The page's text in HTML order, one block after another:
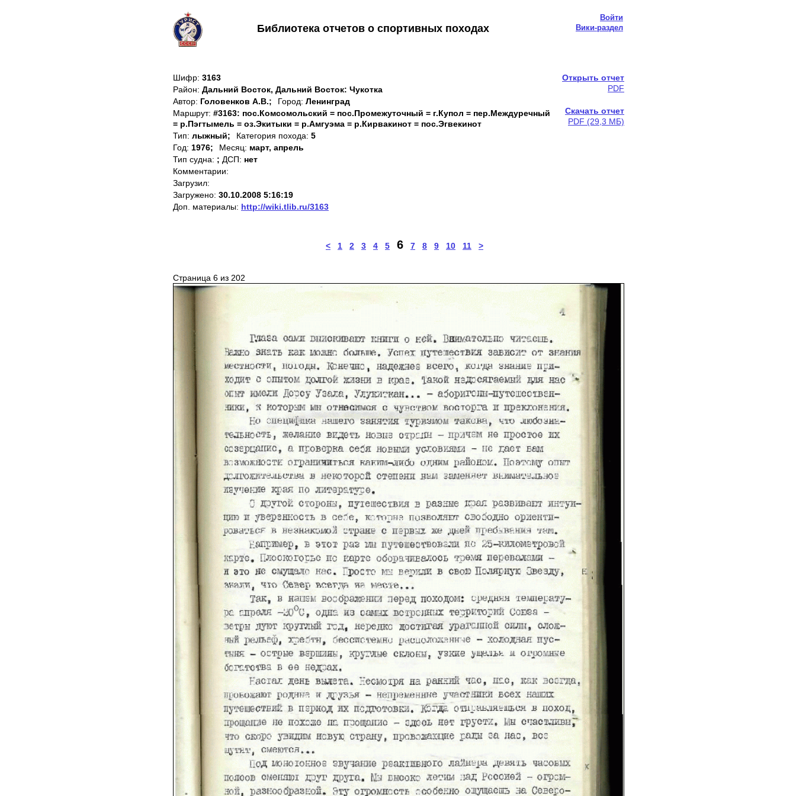
Войти
Библиотека отчетов о спортивных походах Вики-раздел
Шифр: 3163
Район: Дальний Восток, Дальний Восток: Чукотка
Автор: Головенков А.В.; Город: Ленинград
Маршрут: #3163: пос.Комсомольский = пос.Промежуточный = г.Купол = пер.Междуречный
= р.Пэгтымель = оз.Экитыки = р.Амгуэма = р.Кирвакинот = пос.Эгвекинот
Тип: лыжный; Категория похода: 5
Год: 1976; Месяц: март, апрель
Тип судна: ; ДСП: нет
Комментарии:
Загрузил:
Загружено: 30.10.2008 5:16:19
Доп. материалы: http://wiki.tlib.ru/3163
Открыть отчет
PDF
Скачать отчет
PDF (29,3 МБ)
< 1 2 3 4 5 6 7 8 9 10 11 >
Страница 6 из 202